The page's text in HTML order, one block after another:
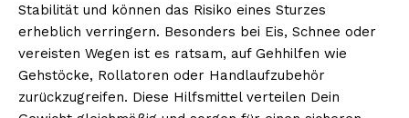
Stabilität und können das Risiko eines Sturzes
erheblich verringern. Besonders bei Eis, Schnee oder
vereisten Wegen ist es ratsam, auf Gehhilfen wie
Gehstöcke, Rollatoren oder Handlaufzubehör
zurückzugreifen. Diese Hilfsmittel verteilen Dein